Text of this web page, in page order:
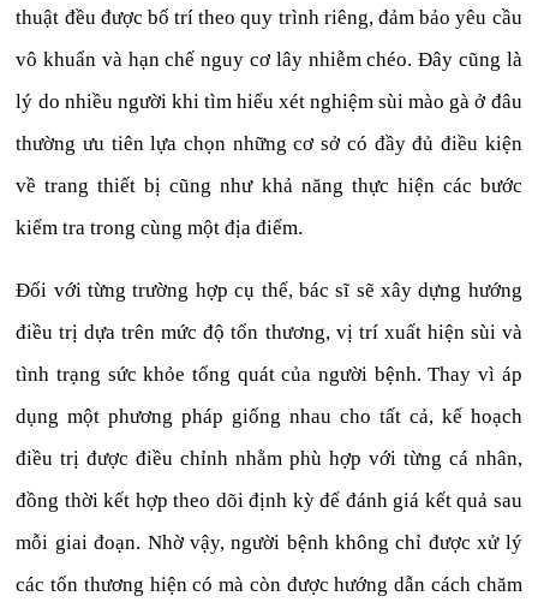
thuật đều được bố trí theo quy trình riêng, đảm bảo yêu cầu
vô khuẩn và hạn chế nguy cơ lây nhiễm chéo. Đây cũng là
lý do nhiều người khi tìm hiểu xét nghiệm sùi mào gà ở đâu
thường ưu tiên lựa chọn những cơ sở có đầy đủ điều kiện
về trang thiết bị cũng như khả năng thực hiện các bước
kiểm tra trong cùng một địa điểm.
Đối với từng trường hợp cụ thể, bác sĩ sẽ xây dựng hướng
điều trị dựa trên mức độ tổn thương, vị trí xuất hiện sùi và
tình trạng sức khỏe tổng quát của người bệnh. Thay vì áp
dụng một phương pháp giống nhau cho tất cả, kế hoạch
điều trị được điều chỉnh nhằm phù hợp với từng cá nhân,
đồng thời kết hợp theo dõi định kỳ để đánh giá kết quả sau
mỗi giai đoạn. Nhờ vậy, người bệnh không chỉ được xử lý
các tổn thương hiện có mà còn được hướng dẫn cách chăm